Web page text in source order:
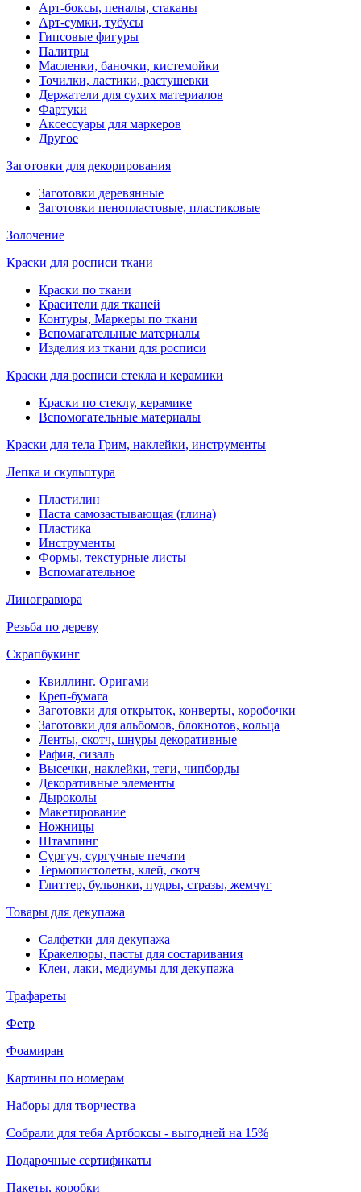
Арт-боксы, пеналы, стаканы
Арт-сумки, тубусы
Гипсовые фигуры
Палитры
Масленки, баночки, кистемойки
Точилки, ластики, растушевки
Держатели для сухих материалов
Фартуки
Аксессуары для маркеров
Другое
Заготовки для декорирования
Заготовки деревянные
Заготовки пенопластовые, пластиковые
Золочение
Краски для росписи ткани
Краски по ткани
Красители для тканей
Контуры, Маркеры по ткани
Вспомагательные материалы
Изделия из ткани для росписи
Краски для росписи стекла и керамики
Краски по стеклу, керамике
Вспомогательные материалы
Краски для тела Грим, наклейки, инструменты
Лепка и скульптура
Пластилин
Паста самозастывающая (глина)
Пластика
Инструменты
Формы, текстурные листы
Вспомагательное
Линогравюра
Резьба по дереву
Скрапбукинг
Квиллинг. Оригами
Креп-бумага
Заготовки для открыток, конверты, коробочки
Заготовки для альбомов, блокнотов, кольца
Ленты, скотч, шнуры декоративные
Рафия, сизаль
Высечки, наклейки, теги, чипборды
Декоративные элементы
Дыроколы
Макетирование
Ножницы
Штампинг
Сургуч, сургучные печати
Термопистолеты, клей, скотч
Глиттер, бульонки, пудры, стразы, жемчуг
Товары для декупажа
Салфетки для декупажа
Кракелюры, пасты для состаривания
Клеи, лаки, медиумы для декупажа
Трафареты
Фетр
Фоамиран
Картины по номерам
Наборы для творчества
Собрали для тебя Артбоксы - выгодней на 15%
Подарочные сертификаты
Пакеты, коробки